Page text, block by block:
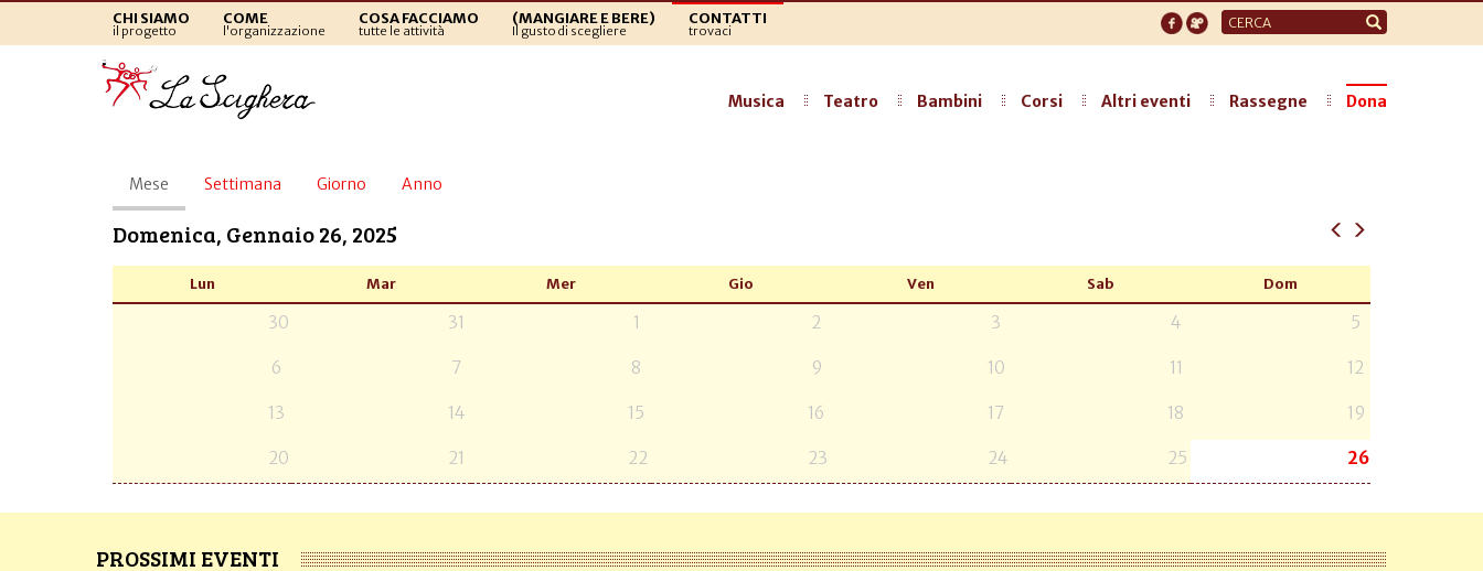
CHI SIAMO
il progetto
COME
l'organizzazione
COSA FACCIAMO
tutte le attività
(MANGIARE E BERE)
Il gusto di scegliere
CONTATTI
trovaci
Form
di
Musica Teatro Bambini Corsi Altri eventi Rassegne Dona
Schede
primarie
Mese (scheda
attiva)
Settimana Giorno Anno
Domenica, Gennaio 26, 2025
Lun Mar Mer Gio Ven Sab Dom
30 31 1 2 3 4 5
6 7 8 9 10 11 12
13 14 15 16 17 18 19
20 21 22 23 24 25 26
PROSSIMI EVENTI